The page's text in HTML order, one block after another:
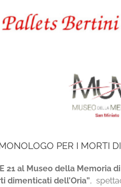
PER I MORTI
21 al Museo della Memoria
dimenticati dell’Oria”,